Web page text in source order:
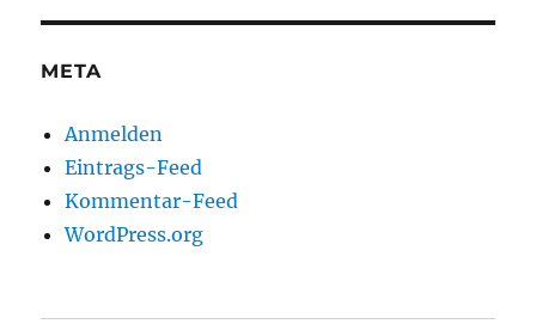
META
Anmelden
Eintrags-Feed
Kommentar-Feed
WordPress.org